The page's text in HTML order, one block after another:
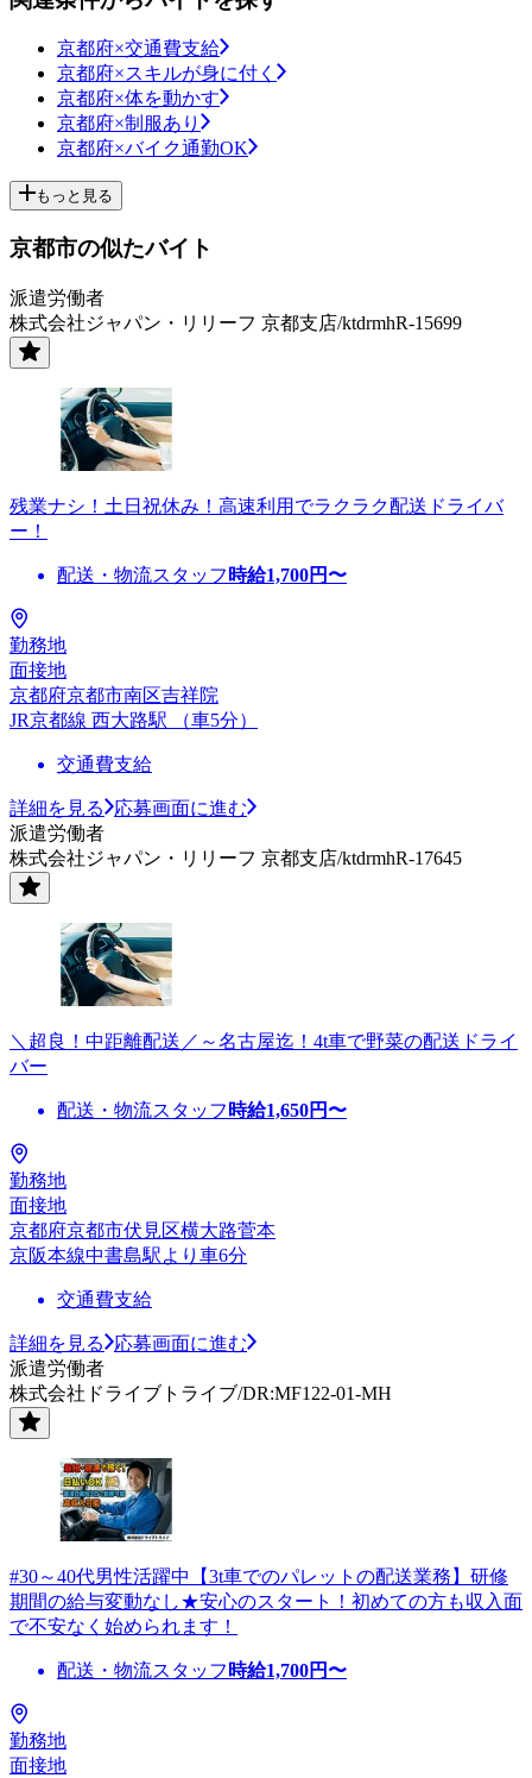
京都府×交通費支給
京都府×スキルが身に付く
京都府×体を動かす
京都府×制服あり
京都府×バイク通勤OK
もっと見る
京都市の似たバイト
派遣労働者
株式会社ジャパン・リリーフ 京都支店/ktdrmhR-15699
残業ナシ！土日祝休み！高速利用でラクラク配送ドライバ
ー！
配送・物流スタッフ 時給1,700円〜
勤務地
面接地
京都府京都市南区吉祥院
JR京都線 西大路駅 （車5分）
交通費支給
詳細を見る
応募画面に進む
派遣労働者
株式会社ジャパン・リリーフ 京都支店/ktdrmhR-17645
＼超良！中距離配送／～名古屋迄！4t車で野菜の配送ドライ
バー
配送・物流スタッフ 時給1,650円〜
勤務地
面接地
京都府京都市伏見区横大路菅本
京阪本線中書島駅より車6分
交通費支給
詳細を見る
応募画面に進む
派遣労働者
株式会社ドライブトライブ/DR:MF122-01-MH
#30～40代男性活躍中【3t車でのパレットの配送業務】研修
期間の給与変動なし★安心のスタート！初めての方も収入面
で不安なく始められます！
配送・物流スタッフ 時給1,700円〜
勤務地
面接地